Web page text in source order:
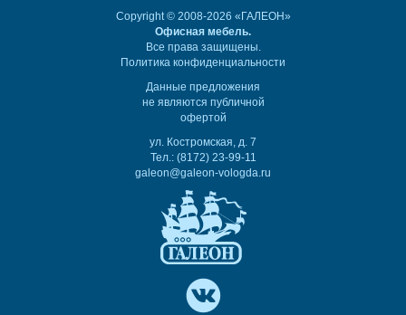
Copyright © 2008-2026 «ГАЛЕОН»
Офисная мебель.
Все права защищены.
Политика конфиденциальности
Данные предложения
не являются публичной
офертой
ул. Костромская, д. 7
Тел.: (8172) 23-99-11
galeon@galeon-vologda.ru